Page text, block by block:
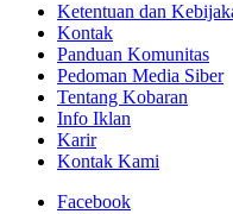
Ketentuan dan
Kontak
Panduan Komunitas
Pedoman Media Siber
Tentang Kobaran
Info Iklan
Karir
Kontak Kami
Facebook